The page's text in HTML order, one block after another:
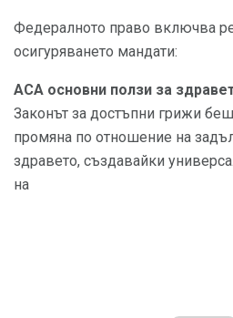
Федералното право включва
осигуряването мандати:
ACA основни ползи за
Законът за достъпни грижи
промяна по отношение на
здравето, създавайки
на